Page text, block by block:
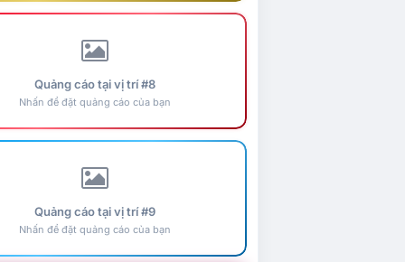
Quảng cáo tại vị trí #8
Nhấn để đặt quảng cáo của bạn
Quảng cáo tại vị trí #9
Nhấn để đặt quảng cáo của bạn